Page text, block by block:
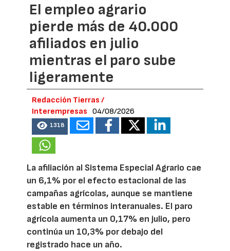
El empleo agrario
pierde más de 40.000
afiliados en julio
mientras el paro sube
ligeramente
Redacción Tierras /
Interempresas
04/08/2026
1318
La afiliación al Sistema Especial Agrario cae
un 6,1% por el efecto estacional de las
campañas agrícolas, aunque se mantiene
estable en términos interanuales. El paro
agrícola aumenta un 0,17% en julio, pero
continúa un 10,3% por debajo del
registrado hace un año.